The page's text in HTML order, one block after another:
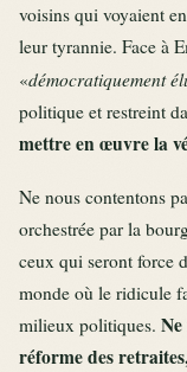
voisins qui voyaient
leur tyrannie. Face à
«démocratiquement
politique et restreint
mettre en œuvre la
Ne nous contentons
orchestrée par la
ceux qui seront force
monde où le ridicule
milieux politiques.
réforme des